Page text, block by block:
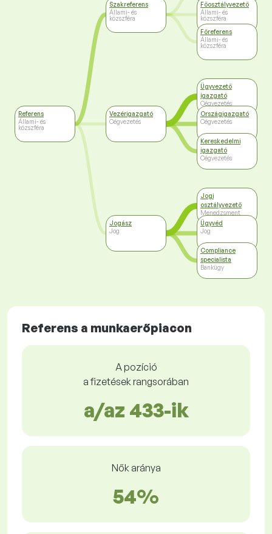
Referens
Állami- és
közszféra
Szakreferens
Állami- és
közszféra
Vezérigazgató
Cégvezetés
Jogász
Jog
Főosztályvezető
Állami- és
közszféra
Főreferens
Állami- és
közszféra
Ügyvezető
igazgató
Cégvezetés
Országigazgató
Cégvezetés
Kereskedelmi
igazgató
Cégvezetés
Jogi
osztályvezető
Menedzsment
Ügyvéd
Jog
Compliance
specialista
Bankügy
Referens a munkaerőpiacon
A pozíció
a fizetések rangsorában
a/az 433-ik
Nők aránya
54%